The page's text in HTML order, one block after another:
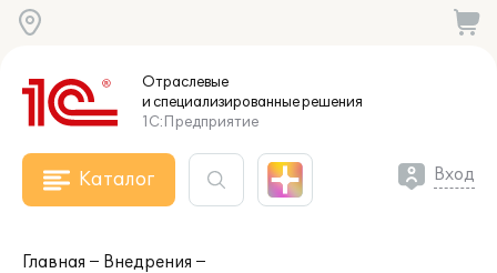
Отраслевые
и специализированныерешения
1С:Предприятие
Каталог Вход
Главная
Внедрения